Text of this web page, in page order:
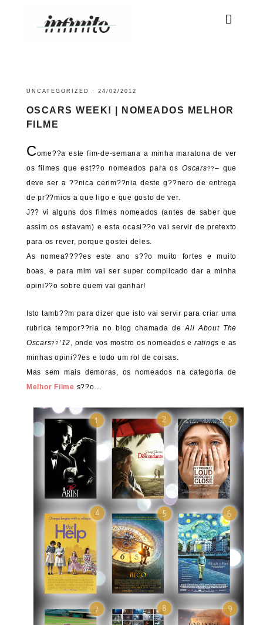
UNCATEGORIZED · 24/02/2012
OSCARS WEEK! | NOMEADOS MELHOR
FILME
Come??a este fim-de-semana a minha maratona de ver
os filmes que est??o nomeados para osOscars??– que
deve ser a ??nica cerim??nia deste g??nero de entrega
de pr??mios a que ligo e que gosto de ver.
J?? vi alguns dos filmes nomeados (antes de saber que
assim os estavam) e esta ocasi??o vai servir de pretexto
para os rever, porque gostei deles.
As nomea????es este ano s??o muito fortes e muito
boas, e para mim vai ser super complicado dar a minha
opini??o sobre quem vai ganhar!
Isto tamb??m para dizer que isto vai servir para criar uma
rubrica tempor??ria no blog chamada deAll About The
Oscars??’12, onde vos mostro os nomeados e ratings e as
minhas opini??es e todo um rol de coisas.
Mas sem mais demoras, os nomeados na categoria de
Melhor Filme s??o…